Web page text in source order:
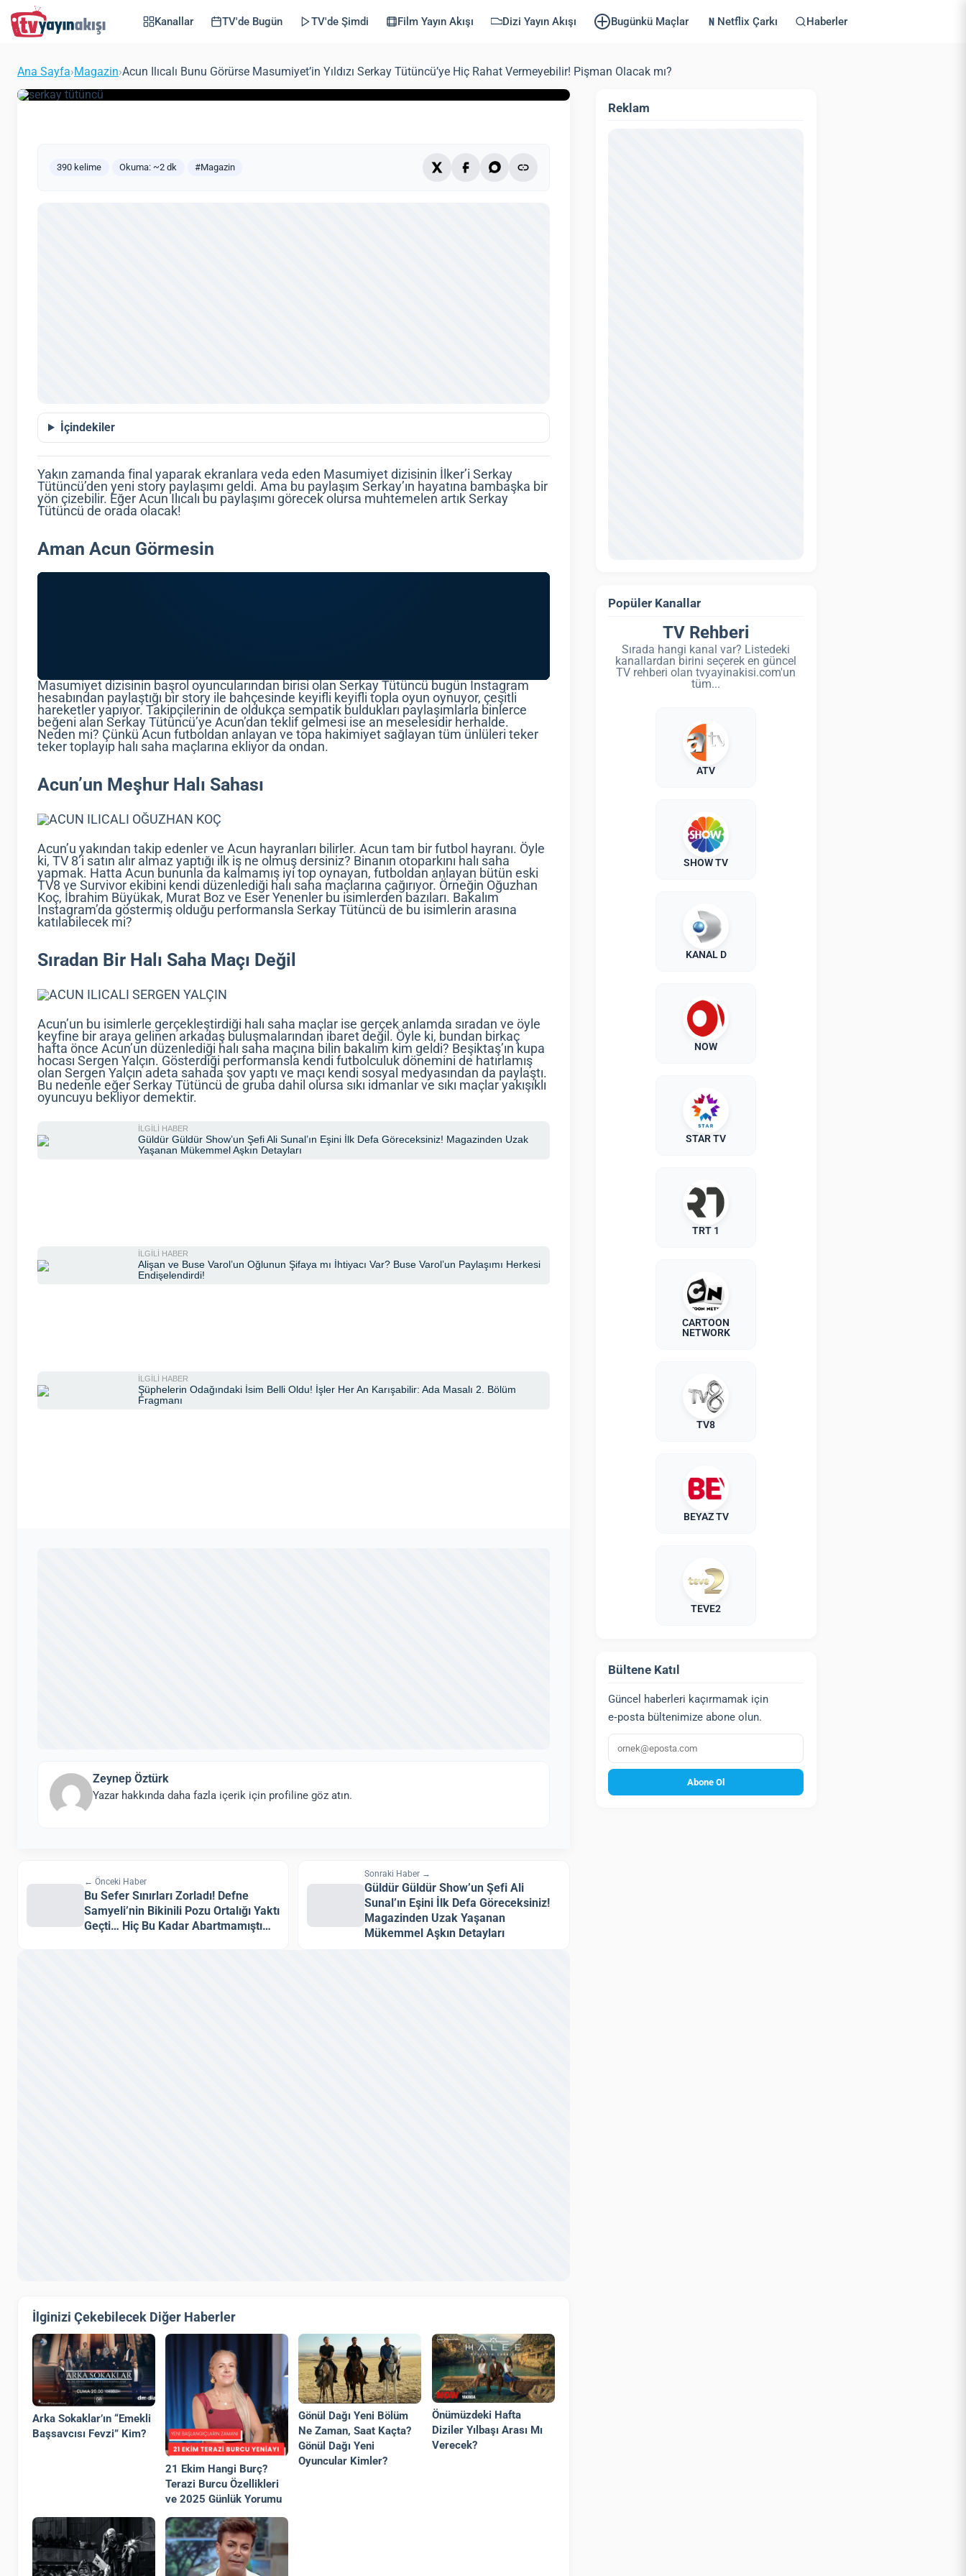
Kanallar TV'de Bugün TV'de Şimdi Film Yayın Akışı Dizi Yayın Akışı Bugünkü Maçlar Netflix Çarkı Haberler
Ana Sayfa›Magazin›Acun Ilıcalı Bunu Görürse Masumiyet’in Yıldızı Serkay Tütüncü’ye Hiç Rahat Vermeyebilir! Pişman Olacak mı?
Pişman Olacak mı?
Zeynep Öztürk Magazin 16 Haziran 2021(Güncellendi: 3 Ekim 2025) 2 dk
390 kelime Okuma: ~2 dk #Magazin
İçindekiler
Yakın zamanda final yaparak ekranlara veda eden Masumiyet dizisinin İlker’i Serkay
Tütüncü’den yeni story paylaşımı geldi. Ama bu paylaşım Serkay’ın hayatına bambaşka bir
yön çizebilir. Eğer Acun Ilıcalı bu paylaşımı görecek olursa muhtemelen artık Serkay
Tütüncü de orada olacak!
Aman Acun Görmesin
Masumiyet dizisinin başrol oyuncularından birisi olan Serkay Tütüncü bugün Instagram
hesabından paylaştığı bir story ile bahçesinde keyifli keyifli topla oyun oynuyor, çeşitli
hareketler yapıyor. Takipçilerinin de oldukça sempatik buldukları paylaşımlarla binlerce
beğeni alan Serkay Tütüncü’ye Acun’dan teklif gelmesi ise an meselesidir herhalde.
Neden mi? Çünkü Acun futboldan anlayan ve topa hakimiyet sağlayan tüm ünlüleri teker
teker toplayıp halı saha maçlarına ekliyor da ondan.
Acun’un Meşhur Halı Sahası
Acun’u yakından takip edenler ve Acun hayranları bilirler. Acun tam bir futbol hayranı. Öyle
ki, TV 8’i satın alır almaz yaptığı ilk iş ne olmuş dersiniz? Binanın otoparkını halı saha
yapmak. Hatta Acun bununla da kalmamış iyi top oynayan, futboldan anlayan bütün eski
TV8 ve Survivor ekibini kendi düzenlediği halı saha maçlarına çağırıyor. Örneğin Oğuzhan
Koç, İbrahim Büyükak, Murat Boz ve Eser Yenenler bu isimlerden bazıları. Bakalım
Instagram’da göstermiş olduğu performansla Serkay Tütüncü de bu isimlerin arasına
katılabilecek mi?
Sıradan Bir Halı Saha Maçı Değil
Acun’un bu isimlerle gerçekleştirdiği halı saha maçlar ise gerçek anlamda sıradan ve öyle
keyfine bir araya gelinen arkadaş buluşmalarından ibaret değil. Öyle ki, bundan birkaç
hafta önce Acun’un düzenlediği halı saha maçına bilin bakalım kim geldi? Beşiktaş’ın kupa
hocası Sergen Yalçın. Gösterdiği performansla kendi futbolculuk dönemini de hatırlamış
olan Sergen Yalçın adeta sahada şov yaptı ve maçı kendi sosyal medyasından da paylaştı.
Bu nedenle eğer Serkay Tütüncü de gruba dahil olursa sıkı idmanlar ve sıkı maçlar yakışıklı
oyuncuyu bekliyor demektir.
Zeynep Öztürk
Yazar hakkında daha fazla içerik için profiline göz atın.
← Önceki Haber
Bu Sefer Sınırları Zorladı! Defne
Samyeli’nin Bikinili Pozu Ortalığı Yaktı
Geçti… Hiç Bu Kadar Abartmamıştı…
Sonraki Haber →
Güldür Güldür Show’un Şefi Ali
Sunal’ın Eşini İlk Defa Göreceksiniz!
Magazinden Uzak Yaşanan
Mükemmel Aşkın Detayları
İlginizi Çekebilecek Diğer Haberler
Arka Sokaklar’ın “Emekli
Başsavcısı Fevzi” Kim?
21 Ekim Hangi Burç?
Terazi Burcu Özellikleri
ve 2025 Günlük Yorumu
Gönül Dağı Yeni Bölüm
Ne Zaman, Saat Kaçta?
Gönül Dağı Yeni
Oyuncular Kimler?
Önümüzdeki Hafta
Diziler Yılbaşı Arası Mı
Verecek?
Reklam
Popüler Kanallar
TV Rehberi
Sırada hangi kanal var? Listedeki
kanallardan birini seçerek en güncel
TV rehberi olan tvyayinakisi.com'un
tüm...
ATV
SHOW TV
KANAL D
NOW
STAR TV
TRT 1
CARTOON
NETWORK
TV8
BEYAZ TV
TEVE2
Bültene Katıl
Güncel haberleri kaçırmamak için
e‑posta bültenimize abone olun.
E‑posta
Abone Ol